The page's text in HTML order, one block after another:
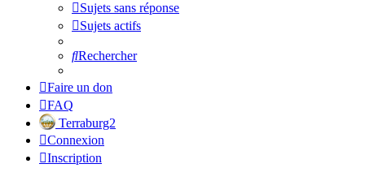
Sujets sans réponse
Sujets actifs
Rechercher
Faire un don
FAQ
Terraburg2
Connexion
Inscription